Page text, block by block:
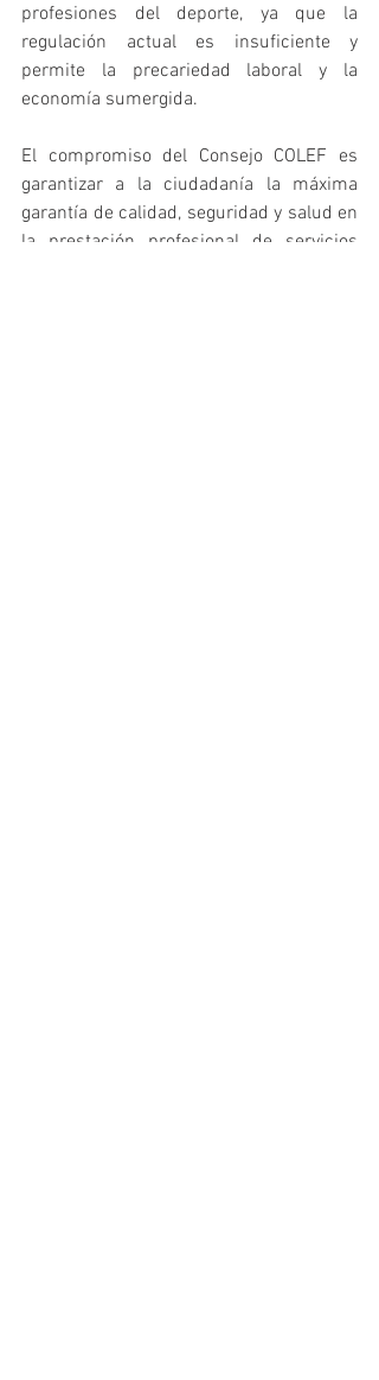
profesiones del deporte, ya que la
regulación actual es insuficiente y
permite la precariedad laboral y la
economía sumergida.
El compromiso del Consejo COLEF es
garantizar a la ciudadanía la máxima
garantía de calidad, seguridad y salud en
la prestación profesional de servicios